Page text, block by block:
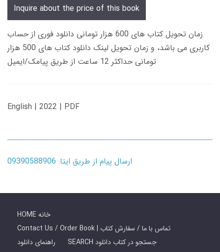
Inquire about the price of this book
زمان تحویل کتاب های 600 هزار تومانی دانلود فوری از حساب
کاربری می باشد، و زمان تحویل لینک دانلود کتاب های 500 هزار
تومانی حداکثر 12 ساعت از طریق پیامک/ایمیل
English | 2022 | PDF
ارسال پیام از طریق ایتا: 09390588906
HOME خانه
Contact Us / Order Book | تماس با ما / سفارش کتاب
راهنمای دانلود
SEARCH جستجو در کتاب دانلود